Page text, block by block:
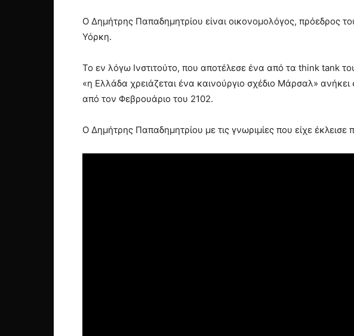
Ο Δημήτρης Παπαδημητρίου είναι οικονομολόγος, πρόεδρος
Υόρκη.
Το εν λόγω Ινστιτούτο, που αποτέλεσε ένα από τα think tank
«η Ελλάδα χρειάζεται ένα καινούργιο σχέδιο Μάρσαλ»
από τον Φεβρουάριο του 2102.
Ο Δημήτρης Παπαδημητρίου με τις γνωριμίες που είχε